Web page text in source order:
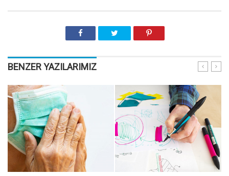
BENZER YAZILARIMIZ